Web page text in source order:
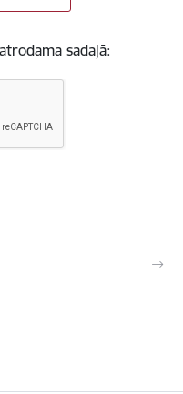
sadaļā: